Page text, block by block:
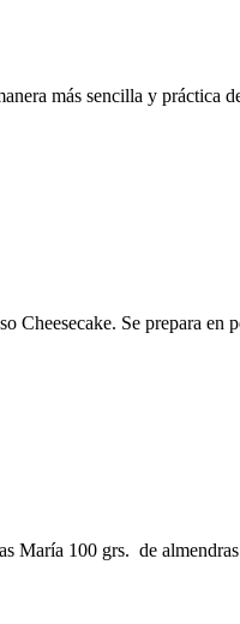
más sencilla y práctica
Cheesecake. Se prepara
100 grs. de almendras